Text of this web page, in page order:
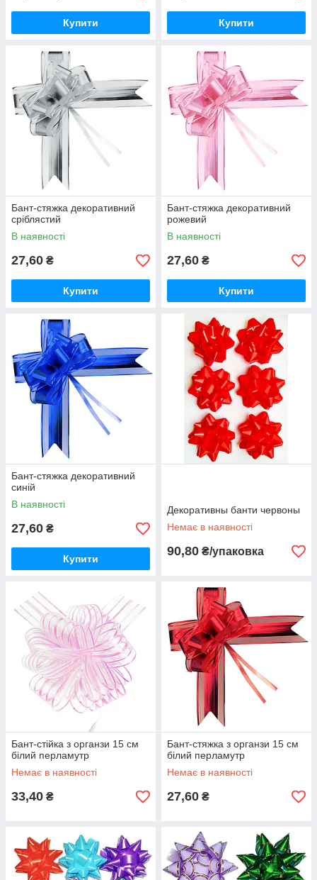
Купити Купити
Бант-стяжка декоративний
сріблястий
В наявності
27,60 ₴
Купити
Бант-стяжка декоративний
рожевий
В наявності
27,60 ₴
Купити
Бант-стяжка декоративний
синій
В наявності
27,60 ₴
Купити
Декоративны банти червоны
Немає в наявності
90,80 ₴/упаковка
Бант-стійка з органзи 15 см
білий перламутр
Немає в наявності
33,40 ₴
Бант-стяжка з органзи 15 см
білий перламутр
Немає в наявності
27,60 ₴